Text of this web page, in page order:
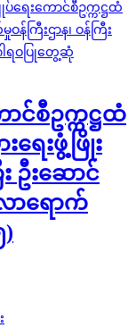
င်စီဥက္ကဋ္ဌထံ
ရေးဖွံ့ဖြိုး
ဦးဆောင်
ရောက်
)